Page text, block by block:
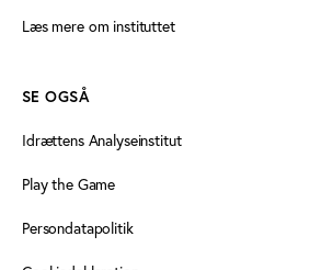
Læs mere om instituttet
SE OGSÅ
Idrættens Analyseinstitut
Play the Game
Persondatapolitik